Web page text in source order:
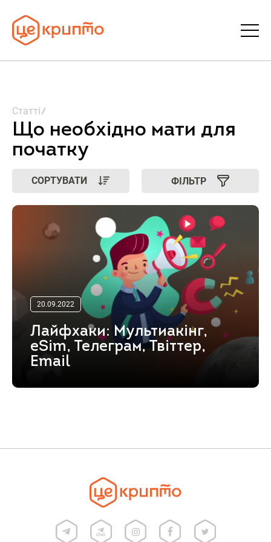
Про ЦеКрипто
Увійти | Реєстрація
Статті
Що необхідно мати для
початку
СОРТУВАТИ ФІЛЬТР
20.09.2022
Лайфхаки: Мультиакінг,
eSim, Телеграм, Твіттер,
Email